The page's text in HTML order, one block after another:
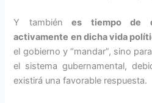
Y también es tiempo de
activamente en dicha vida
el gobierno y “mandar”, sino
el sistema gubernamental,
existirá una favorable respuesta.